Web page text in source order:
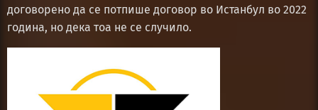
договорено да се потпише договор во Истанбул во 2022
година, но дека тоа не се случило.